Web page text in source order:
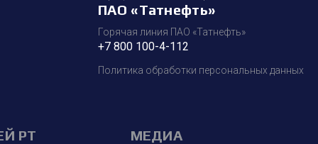
ПАО «Татнефть»
Горячая линия ПАО «Татнефть»
+7 800 100-4-112
Политика обработки персональных данных
РТ МЕДИА